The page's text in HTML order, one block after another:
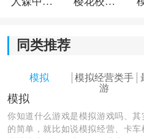
接看到，调整布局或者安排
同类推荐
模拟
模拟经营类手
游
模拟
你知道什么游戏是模拟游戏吗、
的简单，就比如说模拟经营、卡